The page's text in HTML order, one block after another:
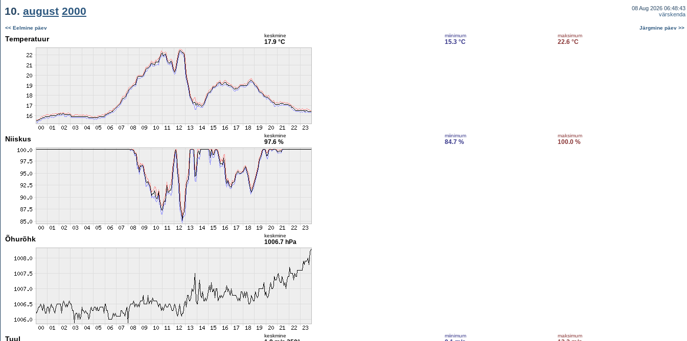
10. august 2000
08 Aug 2026 06:48:43
värskenda
<< Eelmine päev Järgmine päev >>
Temperatuur keskmine
17.9 °C
miinimum
15.3 °C
maksimum
22.6 °C
Niiskus keskmine
97.6 %
miinimum
84.7 %
maksimum
100.0 %
Õhurõhk keskmine
1006.7 hPa
Tuul keskmine miinimum maksimum